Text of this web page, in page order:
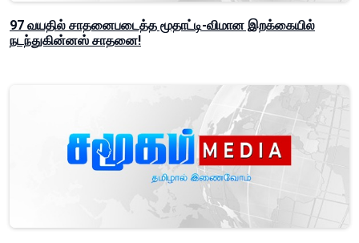
97 வயதில் சாதனைபடைத்த மூதாட்டி-விமான இறக்கையில்
நடந்துகின்னஸ் சாதனை!